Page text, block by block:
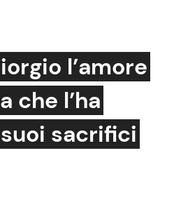
Gossip e TV
Bellezze VIP
l’amore
che l’ha
sacrifici